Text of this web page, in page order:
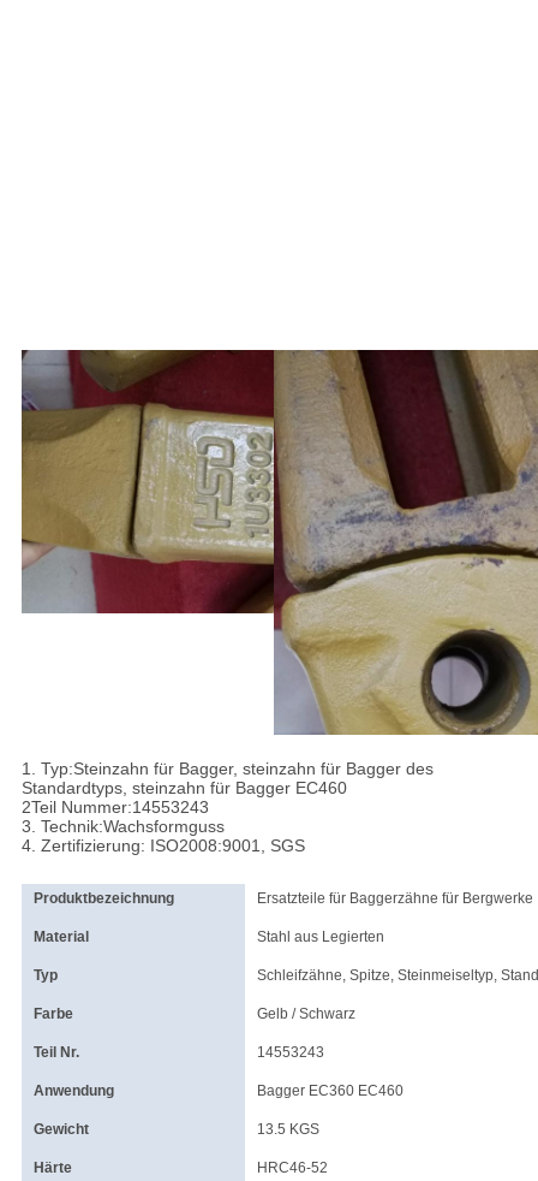
1. Typ:Steinzahn für Bagger, steinzahn für Bagger des
Standardtyps, steinzahn für Bagger EC460
2Teil Nummer:14553243
3. Technik:Wachsformguss
4. Zertifizierung: ISO2008:9001, SGS
Produktbezeichnung Ersatzteile für Baggerzähne für Bergwerke
Material Stahl aus Legierten
Typ Schleifzähne, Spitze, Steinmeiseltyp,
Farbe Gelb / Schwarz
Teil Nr. 14553243
Anwendung Bagger EC360 EC460
Gewicht 13.5 KGS
Härte HRC46-52